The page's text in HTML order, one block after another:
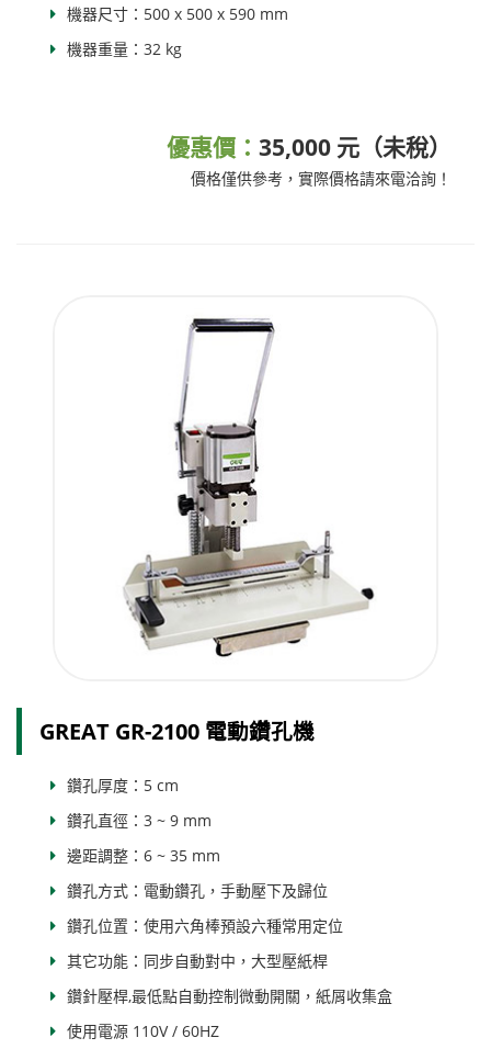
機器尺寸：500 x 500 x 590 mm
機器重量：32 kg
優惠價：35,000 元（未稅）
價格僅供參考，實際價格請來電洽詢！
GREAT GR-2100 電動鑽孔機
鑽孔厚度：5 cm
鑽孔直徑：3 ~ 9 mm
邊距調整：6 ~ 35 mm
鑽孔方式：電動鑽孔，手動壓下及歸位
鑽孔位置：使用六角棒預設六種常用定位
其它功能：同步自動對中，大型壓紙桿
鑽針壓桿,最低點自動控制微動開關，紙屑收集盒
使用電源 110V / 60HZ